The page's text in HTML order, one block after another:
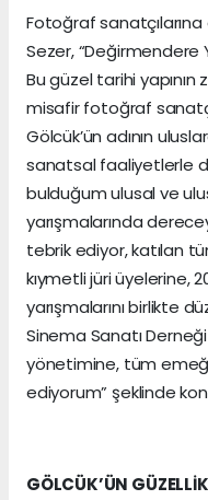
Fotoğraf
Sezer, “Değirmendere
Bu güzel tarihi yapının
misafir fotoğraf
Gölcük’ün adının
sanatsal faaliyetlerle
bulduğum ulusal ve
yarışmalarında
tebrik ediyor, katılan
kıymetli jüri üyelerine,
yarışmalarını birlikte
Sinema Sanatı Derneği
yönetimine, tüm
ediyorum” şeklinde
GÖLCÜK’ÜN